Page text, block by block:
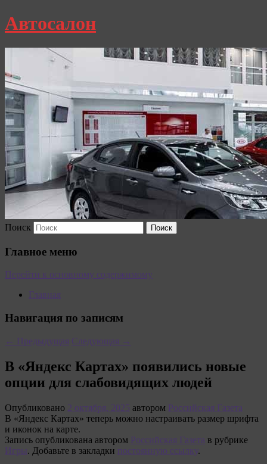
Автосалон
Поиск
Главное меню
Перейти к основному содержимому
Главная
Навигация по записям
← Предыдущая Следующая →
В «Яндекс Картах» появились новые
опции для слабовидящих людей
Опубликовано 2 октября, 2025 автором Российская Газета
В «Яндекс Картах» теперь можно настраивать размер шрифта
и иконок на карте.
Запись опубликована автором Российская Газета в рубрике
Игры. Добавьте в закладки постоянную ссылку.